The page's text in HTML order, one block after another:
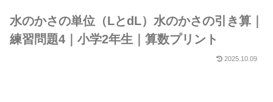
水のかさの単位（LとdL）水のかさの引き算｜
練習問題4｜小学2年生｜算数プリント
2025.10.09